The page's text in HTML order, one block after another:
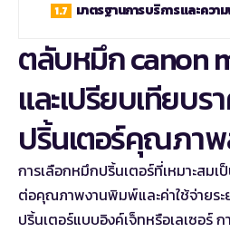
มาตรฐานการบริการและควา
ตลับหมึก canon
และเปรียบเทียบร
ปริ้นเตอร์คุณภา
การเลือกหมึกปริ้นเตอร์ที่เหมาะสม
ต่อคุณภาพงานพิมพ์และค่าใช้จ่ายระ
ปริ้นเตอร์แบบอิงค์เจ็ทหรือเลเซอร์